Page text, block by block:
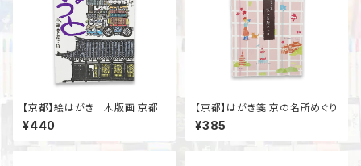
【京都】絵はがき 木版画 京都
¥440
【京都】はがき箋 京の名所めぐり
¥385